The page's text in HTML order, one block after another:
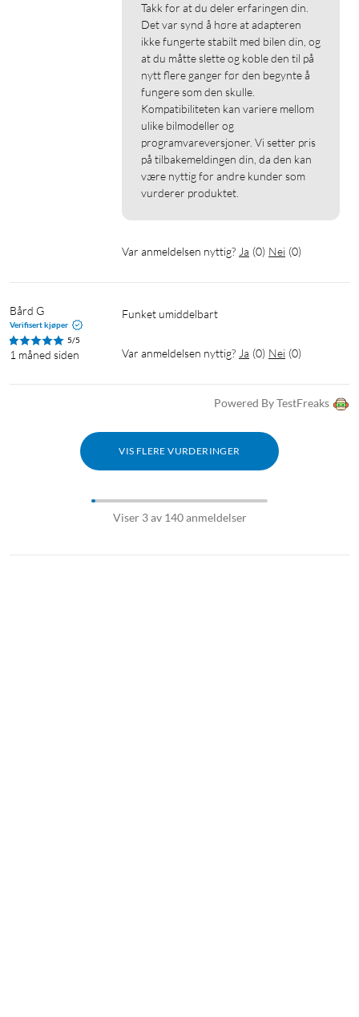
Takk for at du deler erfaringen din.
Det var synd å høre at adapteren
ikke fungerte stabilt med bilen din, og
at du måtte slette og koble den til på
nytt flere ganger før den begynte å
fungere som den skulle.
Kompatibiliteten kan variere mellom
ulike bilmodeller og
programvareversjoner. Vi setter pris
på tilbakemeldingen din, da den kan
være nyttig for andre kunder som
vurderer produktet.
Var anmeldelsen nyttig? Ja (0) Nei (0)
Bård G
Verifisert kjøper
5/5
1 måned siden
Funket umiddelbart
Var anmeldelsen nyttig? Ja (0) Nei (0)
Powered By TestFreaks
VIS FLERE VURDERINGER
Viser 3 av 140 anmeldelser